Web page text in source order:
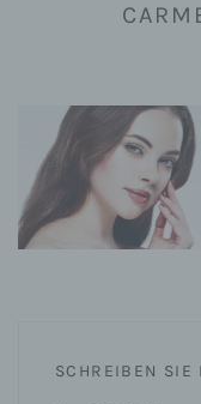
SCHREIBEN SIE